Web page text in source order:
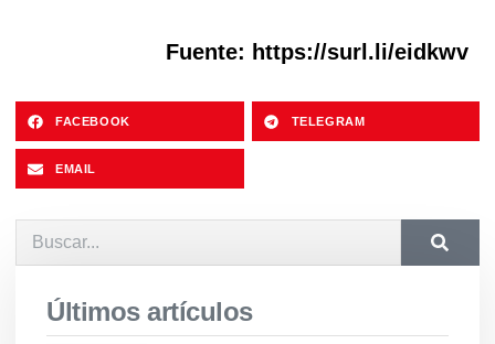
Fuente: https://surl.li/eidkwv
FACEBOOK TELEGRAM
EMAIL
Últimos artículos